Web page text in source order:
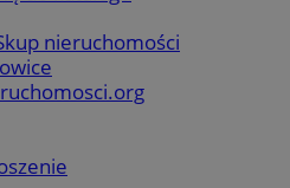
nieruchomości